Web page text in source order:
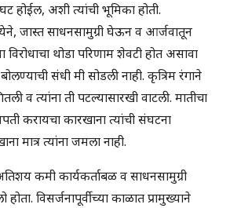
होईल, अशी त्यांची भूमिका होती.
जास्त साधनसामुग्री घेऊन व आर्जवातून
विरोधाचा थोडा परिणाम शेवटी होत असावा
संधी मी सोडली नाही. कृत्रिम रंगाने
व त्यांना ती पटल्यासारखी वाटली. मातीचा
करायचा कारखाना त्यांची संघटना
मात्र त्यांना जमला नाही.
कमी कार्यकर्ताबळ व साधनसामुग्री
विसर्जनापूर्वीच्या काळात प्रामुख्याने